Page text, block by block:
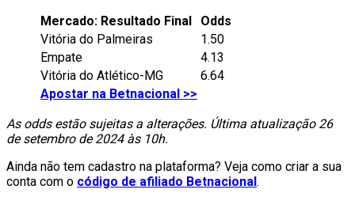
Mercado: Resultado Final
Odds
Vitória do Palmeiras
1.50
Empate
4.13
Vitória do Atlético-MG
6.64
Apostar na Betnacional >>
As odds estão sujeitas a alterações. Última atualização 26
de setembro de 2024 às 10h.
Ainda não tem cadastro na plataforma? Veja como criar a sua
conta com o código de afiliado Betnacional .